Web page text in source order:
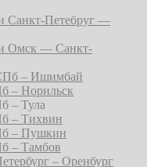
Санкт-Петебруг —
Омск — Санкт-
– Ишимбай
– Норильск
– Тула
– Тихвин
– Пушкин
– Тамбов
– Оренбург